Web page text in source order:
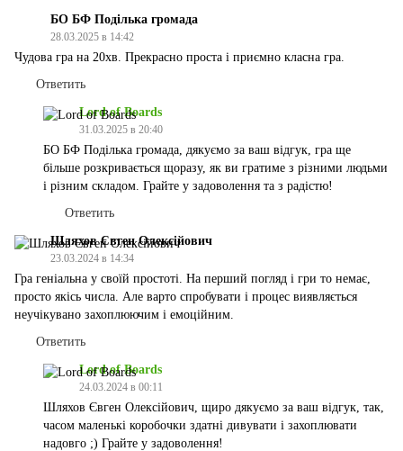
БО БФ Поділька громада
28.03.2025 в 14:42
Чудова гра на 20хв. Прекрасно проста і приємно класна гра.
Ответить
Lord of Boards
31.03.2025 в 20:40
БО БФ Поділька громада, дякуємо за ваш відгук, гра ще
більше розкривається щоразу, як ви гратиме з різними людьми
і різним складом. Грайте у задоволення та з радістю!
Ответить
Шляхов Євген Олексійович
23.03.2024 в 14:34
Гра геніальна у своїй простоті. На перший погляд і гри то немає,
просто якісь числа. Але варто спробувати і процес виявляється
неучікувано захоплюючим і емоційним.
Ответить
Lord of Boards
24.03.2024 в 00:11
Шляхов Євген Олексійович, щиро дякуємо за ваш відгук, так,
часом маленькі коробочки здатні дивувати і захоплювати
надовго ;) Грайте у задоволення!